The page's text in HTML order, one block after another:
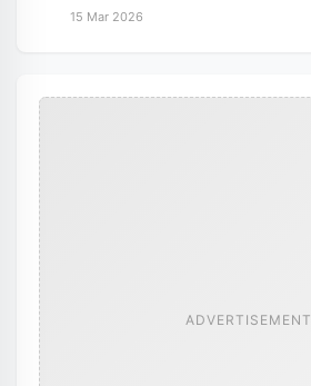
15 Mar 2026
ADVERTISEMENT